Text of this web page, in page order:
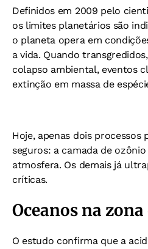
Definidos em 2009 pelo
os limites planetários são
o planeta opera em
a vida. Quando
colapso ambiental, eventos
extinção em massa de
Hoje, apenas dois processos
seguros: a camada de
atmosfera. Os demais já
críticas.
Oceanos na
O estudo confirma que a